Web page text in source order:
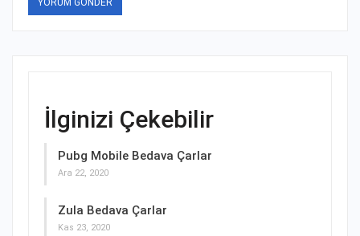
İlginizi Çekebilir
Pubg Mobile Bedava Çarlar
Ara 22, 2020
Zula Bedava Çarlar
Kas 23, 2020